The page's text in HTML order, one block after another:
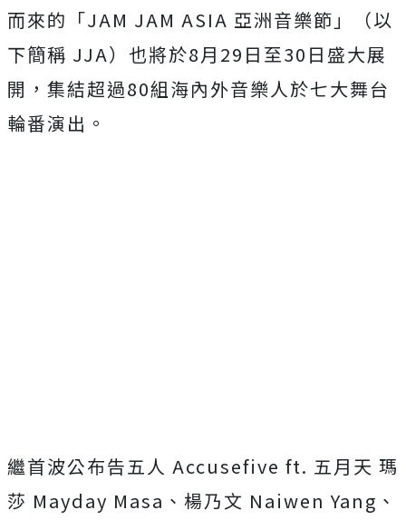
而來的「JAM JAM ASIA 亞洲音樂節」（以
下簡稱 JJA）也將於8月29日至30日盛大展
開，集結超過80組海內外音樂人於七大舞台
輪番演出。
繼首波公布告五人 Accusefive ft. 五月天 瑪
莎 Mayday Masa、楊乃文 Naiwen Yang、